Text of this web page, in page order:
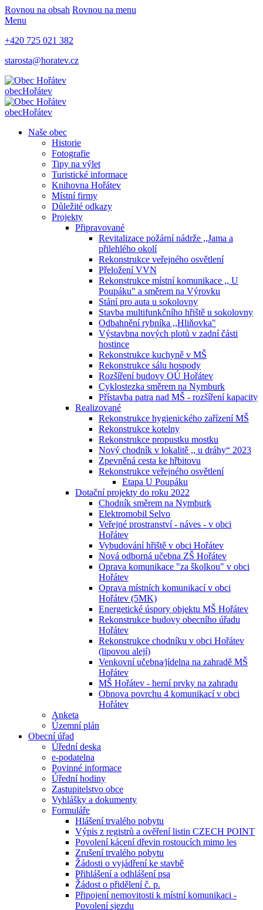
Rovnou na obsah Rovnou na menu
Menu
+420 725 021 382
starosta@horatev.cz
obecHořátev
obecHořátev
Naše obec
Historie
Fotografie
Tipy na výlet
Turistické informace
Knihovna Hořátev
Místní firmy
Důležité odkazy
Projekty
Připravované
Revitalizace požární nádrže ,,Jama a
přilehlého okolí
Rekonstrukce veřejného osvětlení
Přeložení VVN
Rekonstrukce místní komunikace ,, U
Poupáku" a směrem na Výrovku
Stání pro auta u sokolovny
Stavba multifunkčního hřiště u sokolovny
Odbahnění rybníka ,,Hliňovka"
Výstavbna nových plotů v zadní části
hostince
Rekonstrukce kuchyně v MŠ
Rekonstrukce sálu hospody
Rozšíření budovy OÚ Hořátev
Cyklostezka směrem na Nymburk
Přístavba patra nad MŠ - rozšíření kapacity
Realizované
Rekonstrukce hygienického zařízení MŠ
Rekonstrukce kotelny
Rekonstrukce propustku mostku
Nový chodník v lokalitě ,, u dráhy“ 2023
Zpevněná cesta ke hřbitovu
Rekonstrukce veřejného osvětlení
Etapa U Poupáku
Dotační projekty do roku 2022
Chodník směrem na Nymburk
Elektromobil Selvo
Veřejné prostranství - náves - v obci
Hořátev
Vybudování hřiště v obci Hořátev
Nová odborná učebna ZŠ Hořátev
Oprava komunikace "za školkou" v obci
Hořátev
Oprava místních komunikací v obci
Hořátev (5MK)
Energetické úspory objektu MŠ Hořátev
Rekonstrukce budovy obecního úřadu
Hořátev
Rekonstrukce chodníku v obci Hořátev
(lipovou alejí)
Venkovní učebna⁄jídelna na zahradě MŠ
Hořátev
MŠ Hořátev - herní prvky na zahradu
Obnova povrchu 4 komunikací v obci
Hořátev
Anketa
Územní plán
Obecní úřad
Úřední deska
e-podatelna
Povinné informace
Úřední hodiny
Zastupitelstvo obce
Vyhlášky a dokumenty
Formuláře
Hlášení trvalého pobytu
Výpis z registrů a ověření listin CZECH POINT
Povolení kácení dřevin rostoucích mimo les
Zrušení trvalého pobytu
Žádosti o vyjádření ke stavbě
Přihlášení a odhlášení psa
Žádost o přidělení č. p.
Připojení nemovitosti k místní komunikaci -
Povolení sjezdu